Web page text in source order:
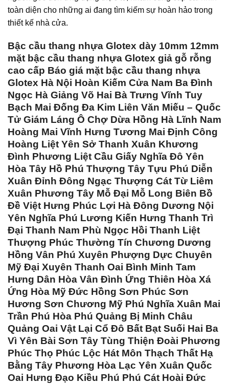
toàn diện cho những ai đang tìm kiếm sự hoàn hảo trong
thiết kế nhà cửa.
Bậc cầu thang nhựa Glotex dày 10mm 12mm
mặt bậc cầu thang nhựa Glotex giả gỗ rỗng
cao cấp Báo giá mặt bậc cầu thang nhựa
Glotex Hà Nội Hoàn Kiếm Cửa Nam Ba Đình
Ngọc Hà Giảng Võ Hai Bà Trưng Vĩnh Tuy
Bạch Mai Đống Đa Kim Liên Văn Miếu – Quốc
Tử Giám Láng Ô Chợ Dừa Hồng Hà Lĩnh Nam
Hoàng Mai Vĩnh Hưng Tương Mai Định Công
Hoàng Liệt Yên Sở Thanh Xuân Khương
Đình Phương Liệt Cầu Giấy Nghĩa Đô Yên
Hòa Tây Hồ Phú Thượng Tây Tựu Phú Diễn
Xuân Đỉnh Đông Ngạc Thượng Cát Từ Liêm
Xuân Phương Tây Mỗ Đại Mỗ Long Biên Bồ
Đề Việt Hưng Phúc Lợi Hà Đông Dương Nội
Yên Nghĩa Phú Lương Kiến Hưng Thanh Trì
Đại Thanh Nam Phù Ngọc Hồi Thanh Liệt
Thượng Phúc Thường Tín Chương Dương
Hồng Vân Phú Xuyên Phượng Dực Chuyên
Mỹ Đại Xuyên Thanh Oai Bình Minh Tam
Hưng Dân Hòa Vân Đình Ứng Thiên Hòa Xá
Ứng Hòa Mỹ Đức Hồng Sơn Phúc Sơn
Hương Sơn Chương Mỹ Phú Nghĩa Xuân Mai
Trần Phú Hòa Phú Quảng Bị Minh Châu
Quảng Oai Vật Lại Cổ Đô Bất Bạt Suối Hai Ba
Vì Yên Bài Sơn Tây Tùng Thiện Đoài Phương
Phúc Thọ Phúc Lộc Hát Môn Thạch Thất Hạ
Bằng Tây Phương Hòa Lạc Yên Xuân Quốc
Oai Hưng Đạo Kiều Phú Phú Cát Hoài Đức